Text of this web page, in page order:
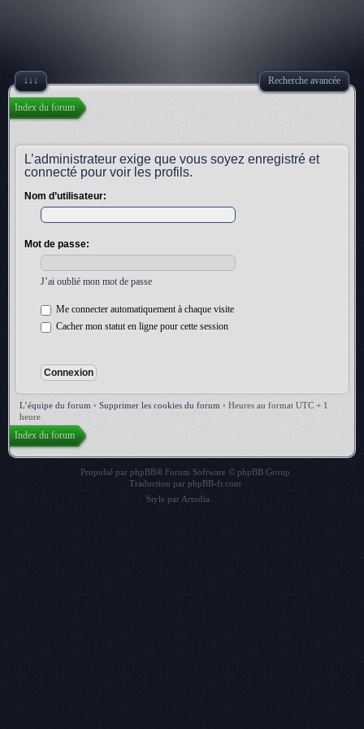
↓↓↓ Recherche avancée
Index du forum
L’administrateur exige que vous soyez enregistré et
connecté pour voir les profils.
Nom d’utilisateur:
Mot de passe:
J’ai oublié mon mot de passe
Me connecter automatiquement à chaque visite
Cacher mon statut en ligne pour cette session
L’équipe du forum • Supprimer les cookies du forum • Heures au format UTC + 1
heure
Index du forum
Propulsé par phpBB® Forum Software © phpBB Group
Traduction par phpBB-fr.com
Style par Artodia